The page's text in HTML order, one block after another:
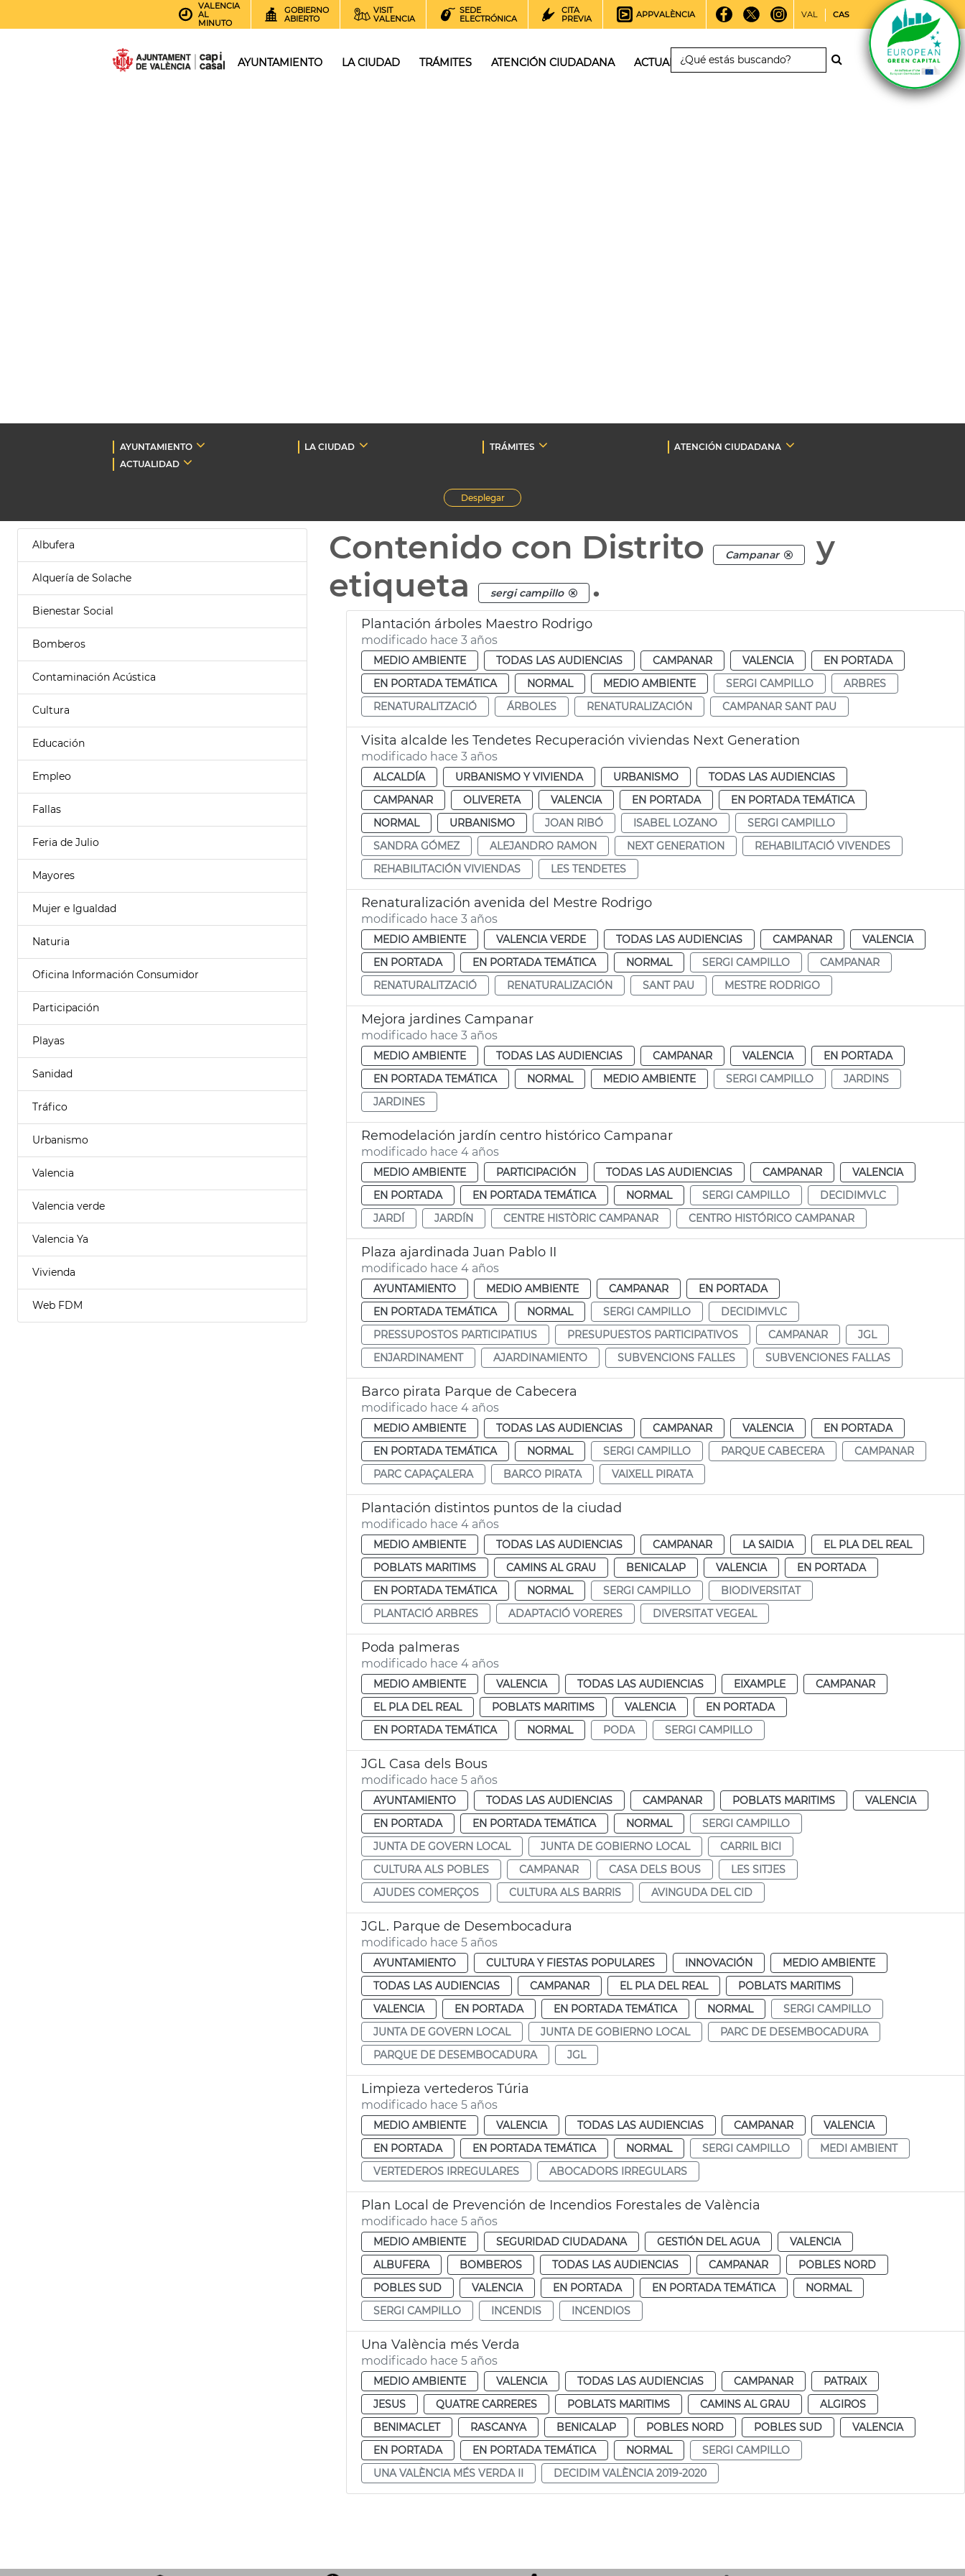
VALENCIA
AL
MINUTO
GOBIERNO
ABIERTO
VISIT
VALENCIA
SEDE
ELECTRÓNICA
CITA
PREVIA
APPVALÈNCIA VAL CAS
AYUNTAMIENTO LA CIUDAD TRÁMITES ATENCIÓN CIUDADANA ACTUALIDAD
AYUNTAMIENTO LA CIUDAD TRÁMITES
ATENCIÓN CIUDADANA
ACTUALIDAD
Desplegar
Albufera
Alquería de Solache
Bienestar Social
Bomberos
Contaminación Acústica
Cultura
Educación
Empleo
Fallas
Feria de Julio
Mayores
Mujer e Igualdad
Naturia
Oficina Información Consumidor
Participación
Playas
Sanidad
Tráfico
Urbanismo
Valencia
Valencia verde
Valencia Ya
Vivienda
Web FDM
Contenido con Distrito Campanar
y
etiqueta
sergi campillo .
Plantación árboles Maestro Rodrigo
modificado hace 3 años
MEDIO AMBIENTE TODAS LAS AUDIENCIAS CAMPANAR VALENCIA
EN PORTADA
EN PORTADA TEMÁTICA
NORMAL MEDIO AMBIENTE SERGI CAMPILLO
ARBRES
RENATURALITZACIÓ
ÁRBOLES RENATURALIZACIÓN CAMPANAR SANT PAU
Visita alcalde les Tendetes Recuperación viviendas Next Generation
modificado hace 3 años
ALCALDÍA URBANISMO Y VIVIENDA URBANISMO
TODAS LAS AUDIENCIAS
CAMPANAR
OLIVERETA VALENCIA EN PORTADA
EN PORTADA TEMÁTICA
NORMAL
URBANISMO JOAN RIBÓ ISABEL LOZANO
SERGI CAMPILLO
SANDRA GÓMEZ
ALEJANDRO RAMON NEXT GENERATION
REHABILITACIÓ VIVENDES
REHABILITACIÓN VIVIENDAS
LES TENDETES
Renaturalización avenida del Mestre Rodrigo
modificado hace 3 años
MEDIO AMBIENTE VALENCIA VERDE TODAS LAS AUDIENCIAS CAMPANAR
VALENCIA
EN PORTADA
EN PORTADA TEMÁTICA NORMAL SERGI CAMPILLO
CAMPANAR
RENATURALITZACIÓ
RENATURALIZACIÓN SANT PAU MESTRE RODRIGO
Mejora jardines Campanar
modificado hace 3 años
MEDIO AMBIENTE TODAS LAS AUDIENCIAS CAMPANAR VALENCIA
EN PORTADA
EN PORTADA TEMÁTICA
NORMAL MEDIO AMBIENTE SERGI CAMPILLO
JARDINS
JARDINES
Remodelación jardín centro histórico Campanar
modificado hace 4 años
MEDIO AMBIENTE PARTICIPACIÓN TODAS LAS AUDIENCIAS CAMPANAR
VALENCIA
EN PORTADA
EN PORTADA TEMÁTICA NORMAL SERGI CAMPILLO
DECIDIMVLC
JARDÍ
JARDÍN CENTRE HISTÒRIC CAMPANAR CENTRO HISTÓRICO CAMPANAR
Plaza ajardinada Juan Pablo II
modificado hace 4 años
AYUNTAMIENTO MEDIO AMBIENTE CAMPANAR
EN PORTADA
EN PORTADA TEMÁTICA
NORMAL SERGI CAMPILLO
DECIDIMVLC
PRESSUPOSTOS PARTICIPATIUS
PRESUPUESTOS PARTICIPATIVOS CAMPANAR
JGL
ENJARDINAMENT
AJARDINAMIENTO SUBVENCIONS FALLES SUBVENCIONES FALLAS
Barco pirata Parque de Cabecera
modificado hace 4 años
MEDIO AMBIENTE TODAS LAS AUDIENCIAS CAMPANAR VALENCIA
EN PORTADA
EN PORTADA TEMÁTICA
NORMAL SERGI CAMPILLO PARQUE CABECERA
CAMPANAR
PARC CAPAÇALERA
BARCO PIRATA VAIXELL PIRATA
Plantación distintos puntos de la ciudad
modificado hace 4 años
MEDIO AMBIENTE TODAS LAS AUDIENCIAS CAMPANAR LA SAIDIA
EL PLA DEL REAL
POBLATS MARITIMS
CAMINS AL GRAU BENICALAP VALENCIA
EN PORTADA
EN PORTADA TEMÁTICA
NORMAL SERGI CAMPILLO
BIODIVERSITAT
PLANTACIÓ ARBRES
ADAPTACIÓ VORERES DIVERSITAT VEGEAL
Poda palmeras
modificado hace 4 años
MEDIO AMBIENTE VALENCIA TODAS LAS AUDIENCIAS EIXAMPLE
CAMPANAR
EL PLA DEL REAL
POBLATS MARITIMS VALENCIA
EN PORTADA
EN PORTADA TEMÁTICA
NORMAL PODA SERGI CAMPILLO
JGL Casa dels Bous
modificado hace 5 años
AYUNTAMIENTO TODAS LAS AUDIENCIAS CAMPANAR POBLATS MARITIMS
VALENCIA
EN PORTADA
EN PORTADA TEMÁTICA NORMAL
SERGI CAMPILLO
JUNTA DE GOVERN LOCAL
JUNTA DE GOBIERNO LOCAL
CARRIL BICI
CULTURA ALS POBLES
CAMPANAR CASA DELS BOUS
LES SITJES
AJUDES COMERÇOS
CULTURA ALS BARRIS AVINGUDA DEL CID
JGL. Parque de Desembocadura
modificado hace 5 años
AYUNTAMIENTO CULTURA Y FIESTAS POPULARES INNOVACIÓN
MEDIO AMBIENTE
TODAS LAS AUDIENCIAS
CAMPANAR EL PLA DEL REAL
POBLATS MARITIMS
VALENCIA
EN PORTADA EN PORTADA TEMÁTICA NORMAL
SERGI CAMPILLO
JUNTA DE GOVERN LOCAL
JUNTA DE GOBIERNO LOCAL
PARC DE DESEMBOCADURA
PARQUE DE DESEMBOCADURA
JGL
Limpieza vertederos Túria
modificado hace 5 años
MEDIO AMBIENTE VALENCIA TODAS LAS AUDIENCIAS CAMPANAR
VALENCIA
EN PORTADA
EN PORTADA TEMÁTICA NORMAL SERGI CAMPILLO
MEDI AMBIENT
VERTEDEROS IRREGULARES
ABOCADORS IRREGULARS
Plan Local de Prevención de Incendios Forestales de València
modificado hace 5 años
MEDIO AMBIENTE SEGURIDAD CIUDADANA GESTIÓN DEL AGUA
VALENCIA
ALBUFERA
BOMBEROS TODAS LAS AUDIENCIAS CAMPANAR
POBLES NORD
POBLES SUD
VALENCIA EN PORTADA EN PORTADA TEMÁTICA
NORMAL
SERGI CAMPILLO
INCENDIS INCENDIOS
Una València més Verda
modificado hace 5 años
MEDIO AMBIENTE VALENCIA TODAS LAS AUDIENCIAS CAMPANAR
PATRAIX
JESUS
QUATRE CARRERES POBLATS MARITIMS CAMINS AL GRAU
ALGIROS
BENIMACLET
RASCANYA BENICALAP POBLES NORD POBLES SUD
VALENCIA
EN PORTADA
EN PORTADA TEMÁTICA NORMAL
SERGI CAMPILLO
UNA VALÈNCIA MÉS VERDA II
DECIDIM VALÈNCIA 2019-2020